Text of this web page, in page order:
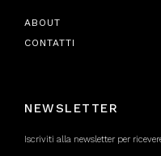
ABOUT
CONTATTI
NEWSLETTER
Iscriviti alla newsletter per